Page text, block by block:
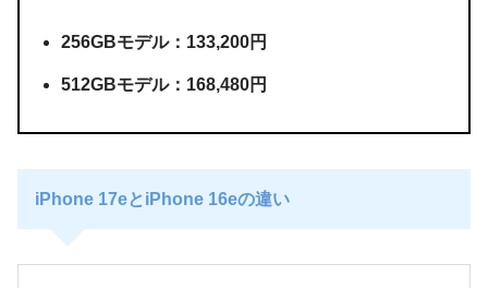
256GBモデル：133,200円
512GBモデル：168,480円
iPhone 17eとiPhone 16eの違い